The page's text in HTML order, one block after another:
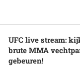
UFC live stream:
brute MMA
gebeuren!